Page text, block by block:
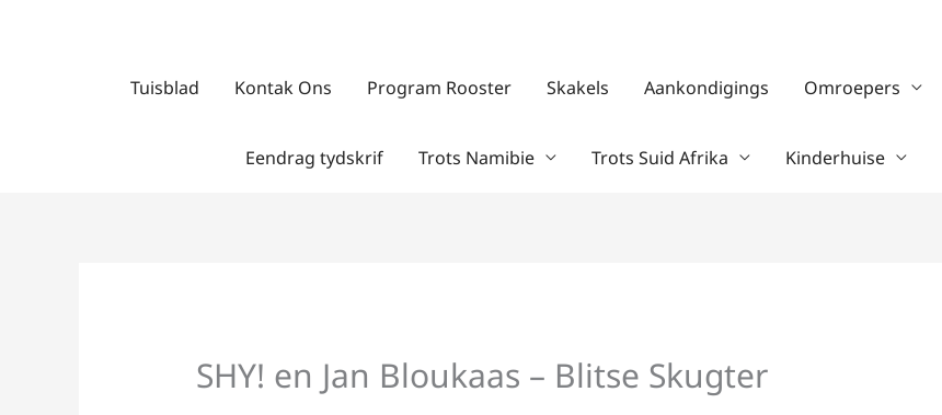
Tuisblad Kontak Ons Program Rooster Skakels Aankondigings Omroepers
Eendrag tydskrif Trots Namibie Trots Suid Afrika Kinderhuise
SHY! en Jan Bloukaas – Blitse Skugter